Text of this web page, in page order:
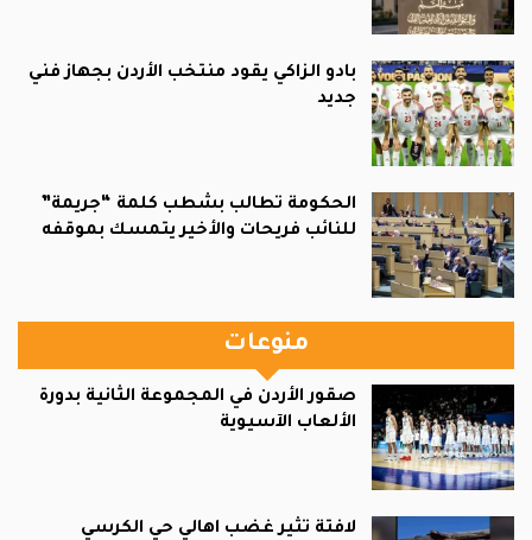
بادو الزاكي يقود منتخب الأردن بجهاز فني
جديد
الحكومة تطالب بشطب كلمة “جريمة”
للنائب فريحات والأخير يتمسك بموقفه
منوعات
صقور الأردن في المجموعة الثانية بدورة
الألعاب الآسيوية
لافتة تثير غضب اهالي حي الكرسي